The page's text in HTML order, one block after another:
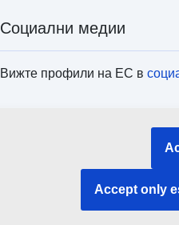
Социални медии
Вижте профили на ЕС в
Институции и органи
Accept only